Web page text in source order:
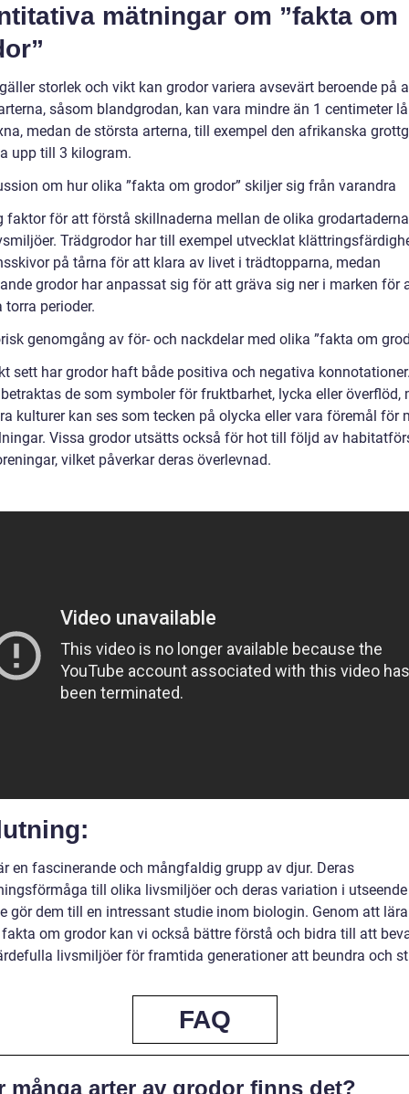
mätningar om ”fakta om
storlek och vikt kan grodor variera avsevärt beroende på
såsom blandgrodan, kan vara mindre än 1 centimeter
medan de största arterna, till exempel den afrikanska
upp till 3 kilogram.
om hur olika ”fakta om grodor” skiljer sig från varandra
faktor för att förstå skillnaderna mellan de olika
Trädgrodor har till exempel utvecklat
på tårna för att klara av livet i trädtopparna, medan
grodor har anpassat sig för att gräva sig ner i marken för
torra perioder.
genomgång av för- och nackdelar med olika ”fakta om
sett har grodor haft både positiva och negativa
de som symboler för fruktbarhet, lycka eller överflöd,
kulturer kan ses som tecken på olycka eller vara föremål för
Vissa grodor utsätts också för hot till följd av
vilket påverkar deras överlevnad.
en fascinerande och mångfaldig grupp av djur. Deras
till olika livsmiljöer och deras variation i
gör dem till en intressant studie inom biologin. Genom att
om grodor kan vi också bättre förstå och bidra till att
livsmiljöer för framtida generationer att beundra och
FAQ
många arter av grodor finns det?